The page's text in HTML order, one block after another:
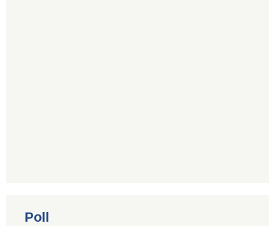
Poll